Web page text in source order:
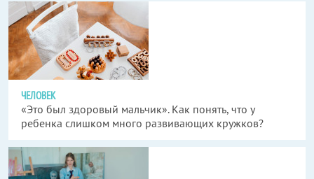
ЧЕЛОВЕК
«Это был здоровый мальчик». Как понять, что у
ребенка слишком много развивающих кружков?